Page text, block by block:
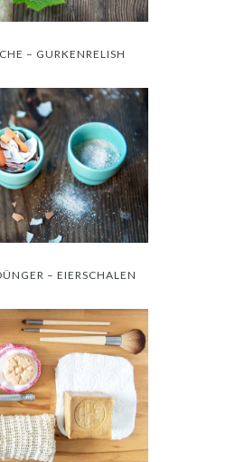
– GURKENRELISH
– EIERSCHALEN